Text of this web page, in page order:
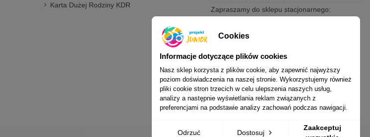
Karta Dużej Rodziny KDR
Zapraszamy do sklepu stacjonarnego:
niedziela (każda): nieczynne
Nie odpowiadamy na wiadomości SMS. W
sprawach dotyczących zamówień i oferty
prosimy o kontakt mailowy, telefoniczny lub
przez Messenger.
Cookies
Informacje dotyczące plików cookies
Nasz sklep korzysta z plików cookie, aby zapewnić najwyższy
poziom doświadczenia na naszej stronie. Wykorzystujemy również
pliki cookie stron trzecich w celu ulepszenia naszych usług,
analizy a następnie wyświetlania reklam związanych z
preferencjami na podstawie analizy zachowań podczas nawigacji.
Odrzuć Dostosuj
Zaakceptuj